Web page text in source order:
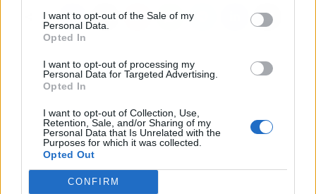
I want to opt-out of the Sale of my
Personal Data.
Opted In
I want to opt-out of processing my
Personal Data for Targeted Advertising.
Opted In
I want to opt-out of Collection, Use,
Retention, Sale, and/or Sharing of my
Personal Data that Is Unrelated with the
Purposes for which it was collected.
Opted Out
CONFIRM